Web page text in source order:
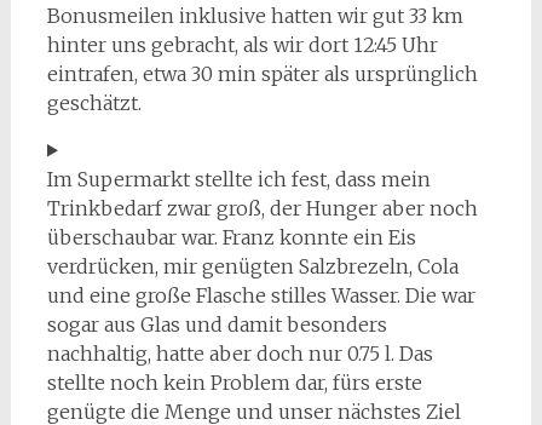
Bonusmeilen inklusive hatten wir gut 33 km
hinter uns gebracht, als wir dort 12:45 Uhr
eintrafen, etwa 30 min später als ursprünglich
geschätzt.
Im Supermarkt stellte ich fest, dass mein
Trinkbedarf zwar groß, der Hunger aber noch
überschaubar war. Franz konnte ein Eis
verdrücken, mir genügten Salzbrezeln, Cola
und eine große Flasche stilles Wasser. Die war
sogar aus Glas und damit besonders
nachhaltig, hatte aber doch nur 0.75 l. Das
stellte noch kein Problem dar, fürs erste
genügte die Menge und unser nächstes Ziel